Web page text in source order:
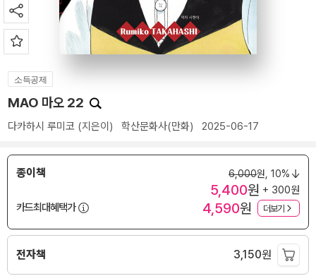
소득공제
MAO 마오 22
다카하시 루미코 (지은이) 학산문화사(만화) 2025-06-17
종이책 6,000원, 10%
5,400원 + 300원
카드최대혜택가
4,590원 더보기
전자책 3,150원